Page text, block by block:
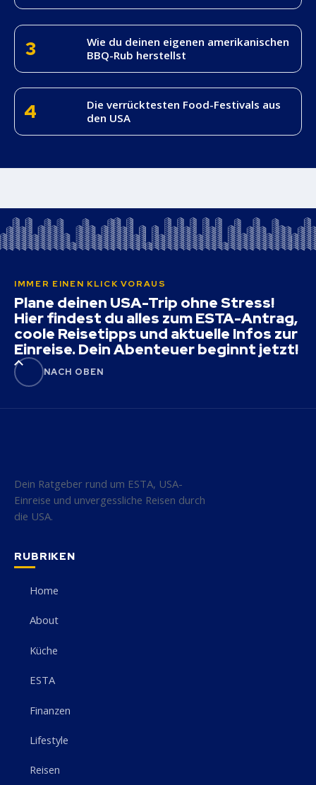
3
Wie du deinen eigenen amerikanischen
BBQ-Rub herstellst
4
Die verrücktesten Food-Festivals aus
den USA
IMMER EINEN KLICK VORAUS
Plane deinen USA-Trip ohne Stress!
Hier findest du alles zum ESTA-Antrag,
coole Reisetipps und aktuelle Infos zur
Einreise. Dein Abenteuer beginnt jetzt!
NACH OBEN
Dein Ratgeber rund um ESTA, USA-
Einreise und unvergessliche Reisen durch
die USA.
RUBRIKEN
Home
About
Küche
ESTA
Finanzen
Lifestyle
Reisen